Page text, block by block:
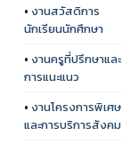
• งานสวัสดิการ
นักเรียนนักศึกษา
• งานครูที่ปรึกษาและ
การแนะแนว
• งานโครงการพิเศษ
และการบริการสังคม